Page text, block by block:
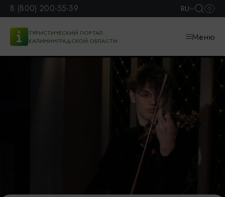
8 (800) 200-55-39 RU
ТУРИСТИЧЕСКИЙ ПОРТАЛ
КАЛИНИНГРАДСКОЙ ОБЛАСТИ
Меню